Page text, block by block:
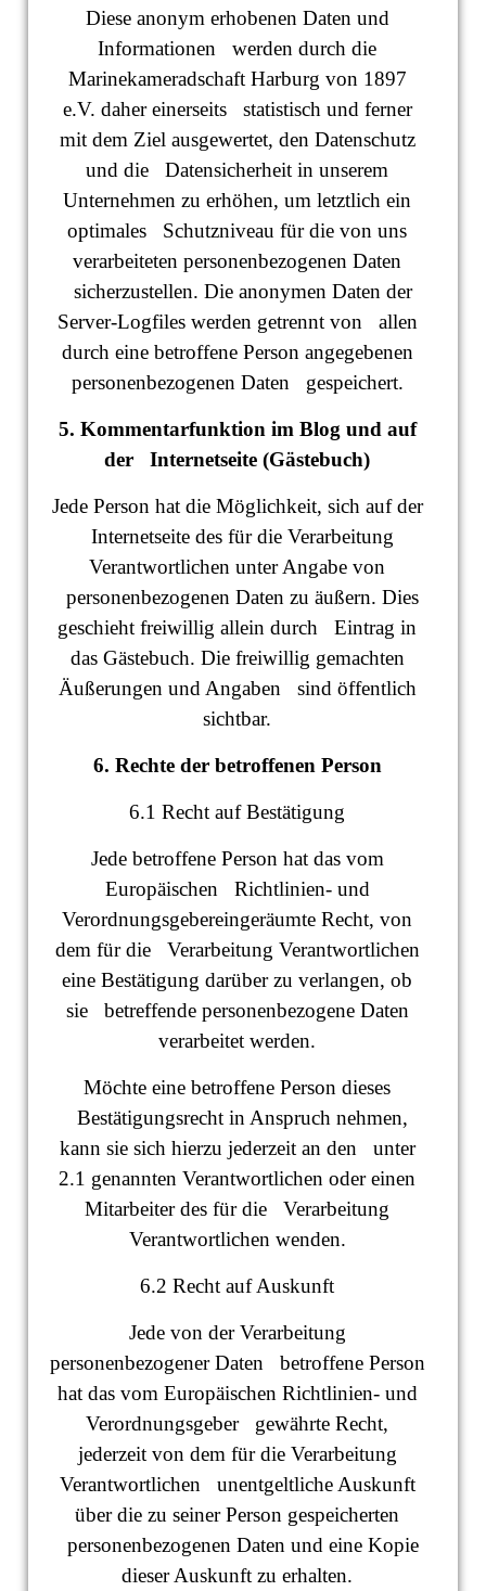
Diese anonym erhobenen Daten und
Informationen werden durch die
Marinekameradschaft Harburg von 1897
e.V. daher einerseits statistisch und ferner
mit dem Ziel ausgewertet, den Datenschutz
und die Datensicherheit in unserem
Unternehmen zu erhöhen, um letztlich ein
optimales Schutzniveau für die von uns
verarbeiteten personenbezogenen Daten
sicherzustellen. Die anonymen Daten der
Server-Logfiles werden getrennt von allen
durch eine betroffene Person angegebenen
personenbezogenen Daten gespeichert.
5. Kommentarfunktion im Blog und auf
der Internetseite (Gästebuch)
Jede Person hat die Möglichkeit, sich auf der
Internetseite des für die Verarbeitung
Verantwortlichen unter Angabe von
personenbezogenen Daten zu äußern. Dies
geschieht freiwillig allein durch Eintrag in
das Gästebuch. Die freiwillig gemachten
Äußerungen und Angaben sind öffentlich
sichtbar.
6. Rechte der betroffenen Person
6.1 Recht auf Bestätigung
Jede betroffene Person hat das vom
Europäischen Richtlinien- und
Verordnungsgebereingeräumte Recht, von
dem für die Verarbeitung Verantwortlichen
eine Bestätigung darüber zu verlangen, ob
sie betreffende personenbezogene Daten
verarbeitet werden.
Möchte eine betroffene Person dieses
Bestätigungsrecht in Anspruch nehmen,
kann sie sich hierzu jederzeit an den unter
2.1 genannten Verantwortlichen oder einen
Mitarbeiter des für die Verarbeitung
Verantwortlichen wenden.
6.2 Recht auf Auskunft
Jede von der Verarbeitung
personenbezogener Daten betroffene Person
hat das vom Europäischen Richtlinien- und
Verordnungsgeber gewährte Recht,
jederzeit von dem für die Verarbeitung
Verantwortlichen unentgeltliche Auskunft
über die zu seiner Person gespeicherten
personenbezogenen Daten und eine Kopie
dieser Auskunft zu erhalten.